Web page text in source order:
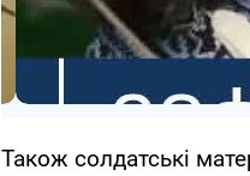
Також солдатські